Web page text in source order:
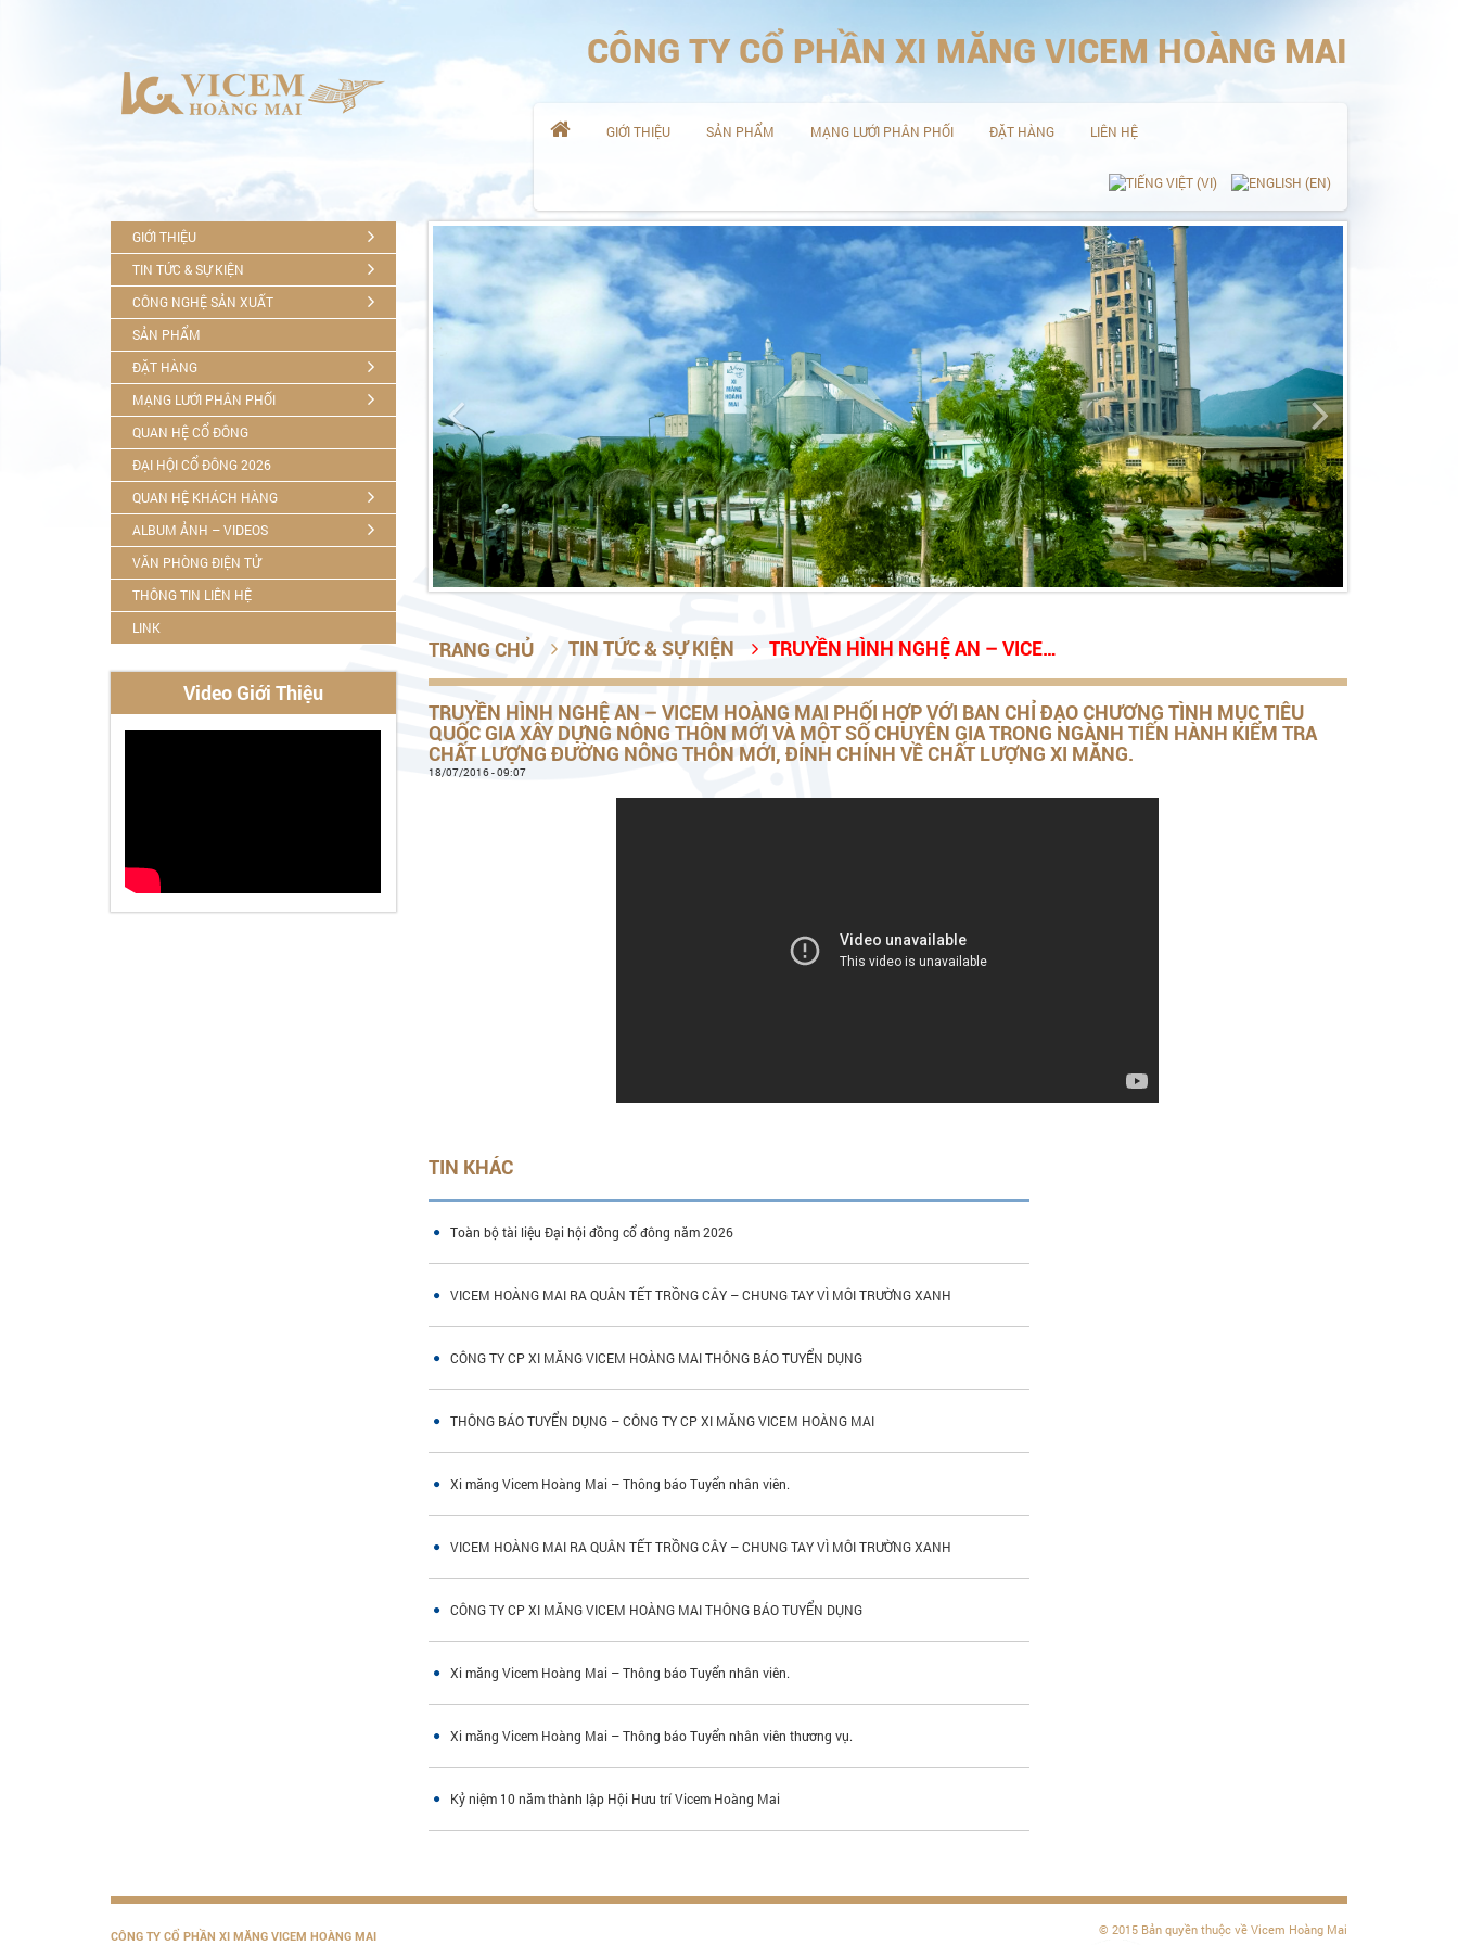
CÔNG TY CỔ PHẦN XI MĂNG VICEM HOÀNG MAI
 GIỚI THIỆU SẢN PHẨM MẠNG LƯỚI PHÂN PHỐI ĐẶT HÀNG LIÊN HỆ
GIỚI THIỆU
TIN TỨC & SỰ KIỆN
CÔNG NGHỆ SẢN XUẤT
SẢN PHẨM
ĐẶT HÀNG
MẠNG LƯỚI PHÂN PHỐI
QUAN HỆ CỔ ĐÔNG
ĐẠI HỘI CỔ ĐÔNG 2026
QUAN HỆ KHÁCH HÀNG
ALBUM ẢNH – VIDEOS
VĂN PHÒNG ĐIỆN TỬ
THÔNG TIN LIÊN HỆ
LINK
Video Giới Thiệu
 
TRANG CHỦ  TIN TỨC & SỰ KIỆN  TRUYỀN HÌNH NGHỆ AN – VICEM HOÀNG MAI PHỐI HỢP VỚI BAN CHỈ ĐẠO CHƯƠNG TÌNH MỤC TIÊU QUỐC GIA XÂY DỰNG NÔNG THÔN MỚI VÀ MỘT SỐ CHUYÊN GIA TRONG NGÀNH TIẾN HÀNH KIỂM TRA CHẤT LƯỢNG ĐƯỜNG NÔNG THÔN MỚI, ĐÍNH CHÍNH VỀ CHẤT LƯỢNG XI MĂNG.
TRUYỀN HÌNH NGHỆ AN – VICEM HOÀNG MAI PHỐI HỢP VỚI BAN CHỈ ĐẠO CHƯƠNG TÌNH MỤC TIÊU
QUỐC GIA XÂY DỰNG NÔNG THÔN MỚI VÀ MỘT SỐ CHUYÊN GIA TRONG NGÀNH TIẾN HÀNH KIỂM TRA
CHẤT LƯỢNG ĐƯỜNG NÔNG THÔN MỚI, ĐÍNH CHÍNH VỀ CHẤT LƯỢNG XI MĂNG.
18/07/2016 - 09:07
TIN KHÁC
Toàn bộ tài liệu Đại hội đồng cổ đông năm 2026
VICEM HOÀNG MAI RA QUÂN TẾT TRỒNG CÂY – CHUNG TAY VÌ MÔI TRƯỜNG XANH
CÔNG TY CP XI MĂNG VICEM HOÀNG MAI THÔNG BÁO TUYỂN DỤNG
THÔNG BÁO TUYỂN DỤNG – CÔNG TY CP XI MĂNG VICEM HOÀNG MAI
Xi măng Vicem Hoàng Mai – Thông báo Tuyển nhân viên.
VICEM HOÀNG MAI RA QUÂN TẾT TRỒNG CÂY – CHUNG TAY VÌ MÔI TRƯỜNG XANH
CÔNG TY CP XI MĂNG VICEM HOÀNG MAI THÔNG BÁO TUYỂN DỤNG
Xi măng Vicem Hoàng Mai – Thông báo Tuyển nhân viên.
Xi măng Vicem Hoàng Mai – Thông báo Tuyển nhân viên thương vụ.
Kỷ niệm 10 năm thành lập Hội Hưu trí Vicem Hoàng Mai
CÔNG TY CỔ PHẦN XI MĂNG VICEM HOÀNG MAI © 2015 Bản quyền thuộc về Vicem Hoàng Mai